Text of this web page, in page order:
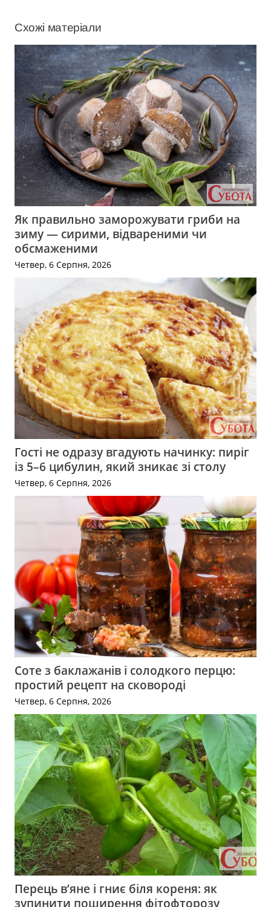
Схожі матеріали
Як правильно заморожувати гриби на
зиму — сирими, відвареними чи
обсмаженими
Четвер, 6 Серпня, 2026
Гості не одразу вгадують начинку: пиріг
із 5–6 цибулин, який зникає зі столу
Четвер, 6 Серпня, 2026
Соте з баклажанів і солодкого перцю:
простий рецепт на сковороді
Четвер, 6 Серпня, 2026
Перець в’яне і гниє біля кореня: як
зупинити поширення фітофторозу